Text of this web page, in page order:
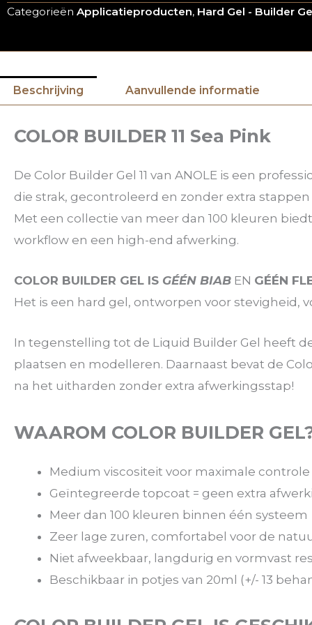
Categorieën Applicatieproducten, Hard Gel - Builder
Beschrijving Aanvullende informatie
COLOR BUILDER 11 Sea Pink
De Color Builder Gel 11 van ANOLE is een
die strak, gecontroleerd en zonder extra
Met een collectie van meer dan 100 kleuren
workflow en een high-end afwerking.
COLOR BUILDER GEL IS GÉÉN BIAB EN GÉÉN
Het is een hard gel, ontworpen voor stevigheid,
In tegenstelling tot de Liquid Builder Gel heeft
plaatsen en modelleren. Daarnaast bevat de
na het uitharden zonder extra afwerkingsstap!
WAAROM COLOR BUILDER
Medium viscositeit voor maximale
Geïntegreerde topcoat = geen extra
Meer dan 100 kleuren binnen één systeem
Zeer lage zuren, comfortabel voor de
Niet afweekbaar, langdurig en vormvast
Beschikbaar in potjes van 20ml (+/- 13